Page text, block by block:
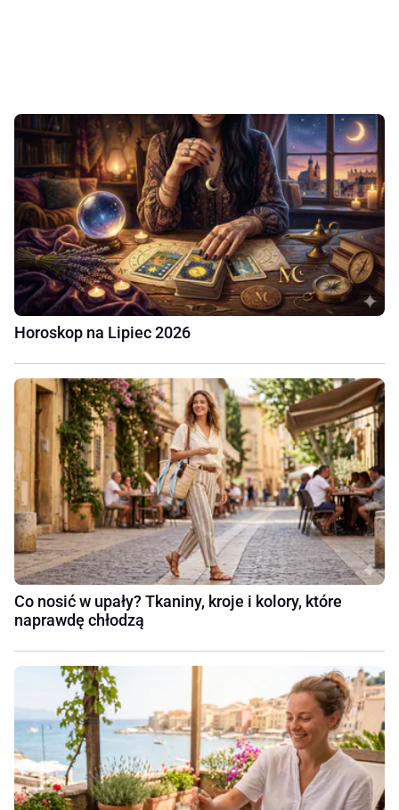
Horoskop na Lipiec 2026
Co nosić w upały? Tkaniny, kroje i kolory, które
naprawdę chłodzą